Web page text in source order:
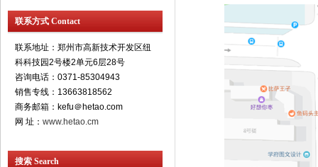
联系方式 Contact
联系地址：郑州市高新技术开发区纽
科科技园2号楼2单元6层28号
咨询电话：0371-85304943
销售专线：13663818562
商务邮箱：kefu＠hetao.com
网 址： www.hetao.cm
搜索 Search